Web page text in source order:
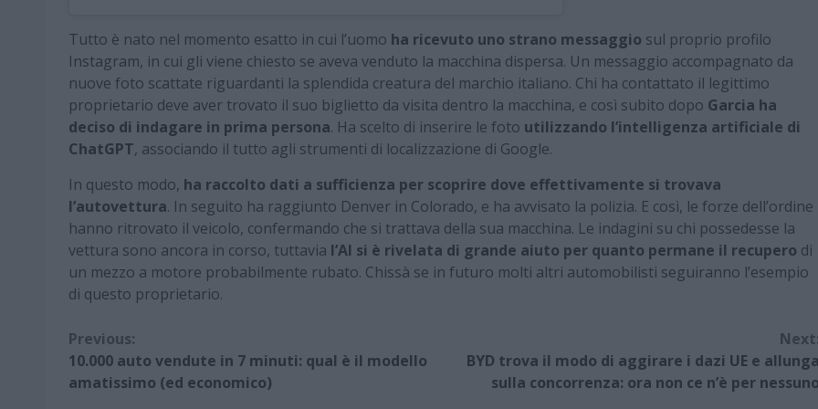
Tutto è nato nel momento esatto in cui l’uomo ha ricevuto uno strano messaggio sul proprio profilo
Instagram, in cui gli viene chiesto se aveva venduto la macchina dispersa. Un messaggio accompagnato da
nuove foto scattate riguardanti la splendida creatura del marchio italiano. Chi ha contattato il legittimo
proprietario deve aver trovato il suo biglietto da visita dentro la macchina, e così subito dopo Garcia ha
deciso di indagare in prima persona. Ha scelto di inserire le foto utilizzando l’intelligenza artificiale di
ChatGPT, associando il tutto agli strumenti di localizzazione di Google.
In questo modo, ha raccolto dati a sufficienza per scoprire dove effettivamente si trovava
l’autovettura. In seguito ha raggiunto Denver in Colorado, e ha avvisato la polizia. E così, le forze dell’ordine
hanno ritrovato il veicolo, confermando che si trattava della sua macchina. Le indagini su chi possedesse la
vettura sono ancora in corso, tuttavia l’AI si è rivelata di grande aiuto per quanto permane il recupero di
un mezzo a motore probabilmente rubato. Chissà se in futuro molti altri automobilisti seguiranno l’esempio
di questo proprietario.
Continue
Reading
Previous:
10.000 auto vendute in 7 minuti: qual è il modello
amatissimo (ed economico)
Next:
BYD trova il modo di aggirare i dazi UE e allunga
sulla concorrenza: ora non ce n’è per nessuno